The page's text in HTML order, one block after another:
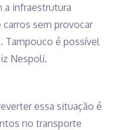
a infraestrutura
sem provocar
é possível
Nespoli.
essa situação é
no transporte